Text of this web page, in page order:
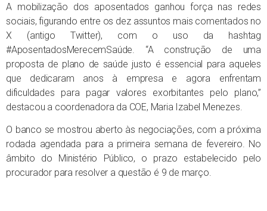
A mobilização dos aposentados ganhou força nas redes
sociais, figurando entre os dez assuntos mais comentados no
X (antigo Twitter), com o uso da hashtag
#AposentadosMerecemSaúde. “A construção de uma
proposta de plano de saúde justo é essencial para aqueles
que dedicaram anos à empresa e agora enfrentam
dificuldades para pagar valores exorbitantes pelo plano,”
destacou a coordenadora da COE, Maria Izabel Menezes.
O banco se mostrou aberto às negociações, com a próxima
rodada agendada para a primeira semana de fevereiro. No
âmbito do Ministério Público, o prazo estabelecido pelo
procurador para resolver a questão é 9 de março.